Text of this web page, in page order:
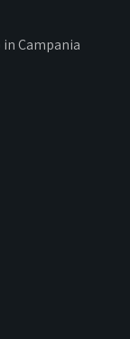
in Campania